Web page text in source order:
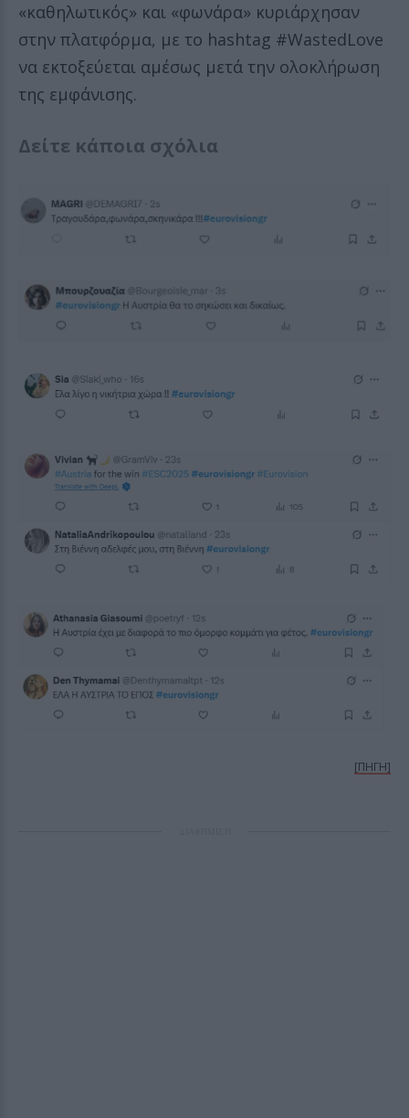
«καθηλωτικός» και «φωνάρα» κυριάρχησαν
στην πλατφόρμα, με το hashtag #WastedLove
να εκτοξεύεται αμέσως μετά την ολοκλήρωση
της εμφάνισης.
Δείτε κάποια σχόλια
[ΠΗΓΗ]